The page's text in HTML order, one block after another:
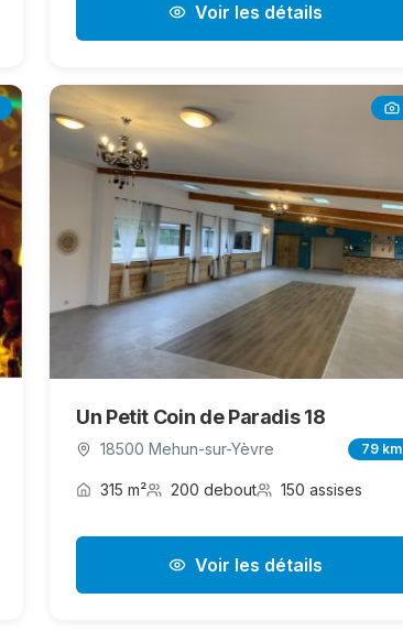
Voir les détails
Un Petit Coin de Paradis 18
18500 Mehun-sur-Yèvre 79 km
315 m² 200 debout 150 assises
Voir les détails